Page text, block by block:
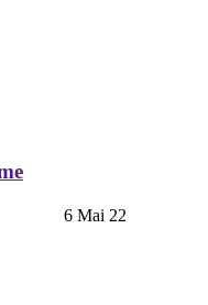
6 Mai 22